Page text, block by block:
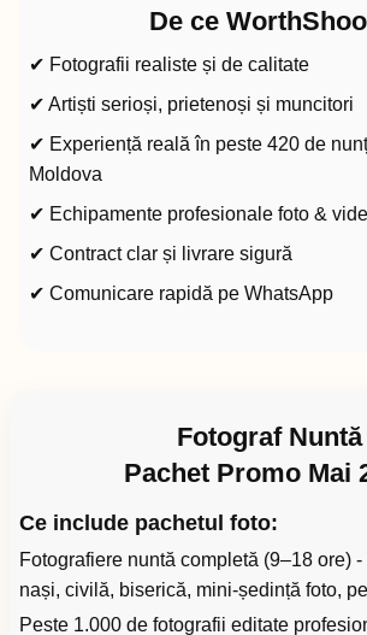
De ce
✔ Fotografii realiste și de calitate
✔ Artiști serioși, prietenoși și muncitori
✔ Experiență reală în peste 420 de
Moldova
✔ Echipamente profesionale foto &
✔ Contract clar și livrare sigură
✔ Comunicare rapidă pe WhatsApp
Fotograf Nuntă
Pachet Promo Mai
Ce include pachetul foto:
Fotografiere nuntă completă (9–18 ore)
nași, civilă, biserică, mini-ședință foto,
Peste 1.000 de fotografii editate